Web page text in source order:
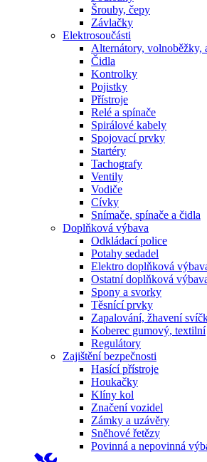
Šrouby, čepy
Závlačky
Elektrosoučásti
Alternátory, volnoběžky,
Čidla
Kontrolky
Pojistky
Přístroje
Relé a spínače
Spirálové kabely
Spojovací prvky
Startéry
Tachografy
Ventily
Vodiče
Cívky
Snímače, spínače a čidla
Doplňková výbava
Odkládací police
Potahy sedadel
Elektro doplňková
Ostatní doplňková
Spony a svorky
Těsnící prvky
Zapalování, žhavení
Koberec gumový, textilní
Regulátory
Zajištění bezpečnosti
Hasící přístroje
Houkačky
Klíny kol
Značení vozidel
Zámky a uzávěry
Sněhové řetězy
Povinná a nepovinná